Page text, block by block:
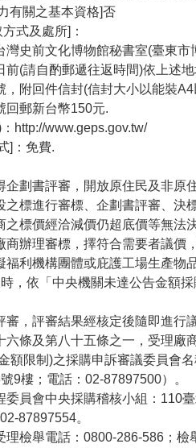
有關之基本資格]否
式及處所]：
灣史前文化博物館秘書室(臺東市
前(請自酌郵遞往返時間)依上述
，附回件信封(信封大小以能裝
回郵新台幣150元.
http://www.geps.gov.tw/
]：免費.
企劃書評審，開放原住民及非原
之標進行審標、企劃書評審、決
之標價經洽減價仍超底價等無法
商辦理審標，擇符合需要者議價
福利機構團體或庇護工場生產
，依「中央機關未達公告金額
審，評審結果經核定後隨即進行
六條及第八十五條之一，受理廠
額限制)之採購申訴審議委員會
9樓；電話：02-87897500）。
委員會中央採購稽核小組：110
87897554。
理檢舉電話：0800-286-586；